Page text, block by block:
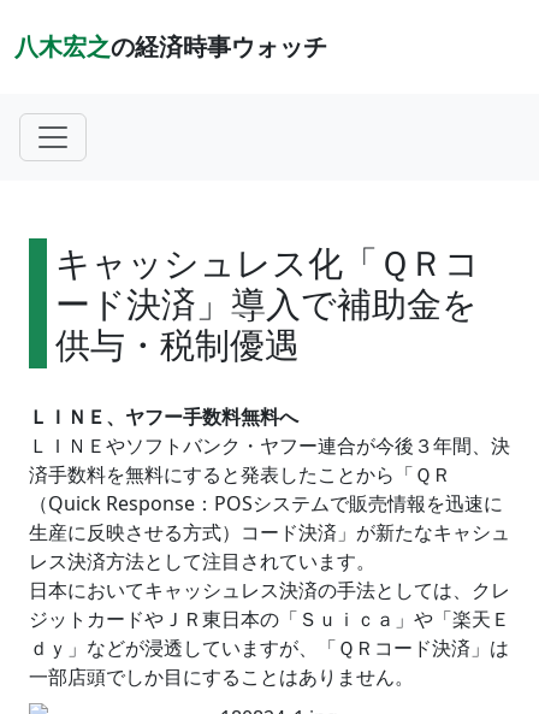
八木宏之の経済時事ウォッチ
キャッシュレス化「ＱＲコ
ード決済」導入で補助金を
供与・税制優遇
ＬＩＮＥ、ヤフー手数料無料へ
ＬＩＮＥやソフトバンク・ヤフー連合が今後３年間、決
済手数料を無料にすると発表したことから「ＱＲ
（Quick Response：POSシステムで販売情報を迅速に
生産に反映させる方式）コード決済」が新たなキャシュ
レス決済方法として注目されています。
日本においてキャッシュレス決済の手法としては、クレ
ジットカードやＪＲ東日本の「Ｓｕｉｃａ」や「楽天Ｅ
ｄｙ」などが浸透していますが、「ＱＲコード決済」は
一部店頭でしか目にすることはありません。